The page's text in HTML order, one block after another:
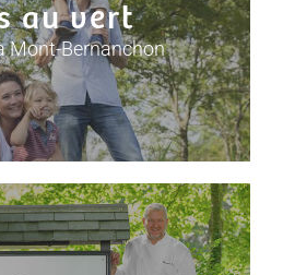
au vert
Mont-Bernanchon